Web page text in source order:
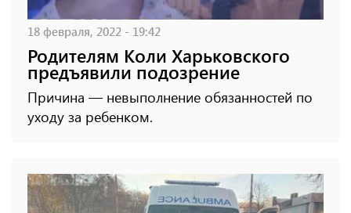
18 февраля, 2022 - 19:42
Родителям Коли Харьковского
предъявили подозрение
Причина — невыполнение обязанностей по
уходу за ребенком.